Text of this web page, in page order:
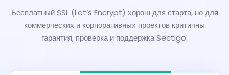
Бесплатный SSL (Let’s Encrypt) хорош для старта, но для
коммерческих и корпоративных проектов критичны
гарантия, проверка и поддержка Sectigo.